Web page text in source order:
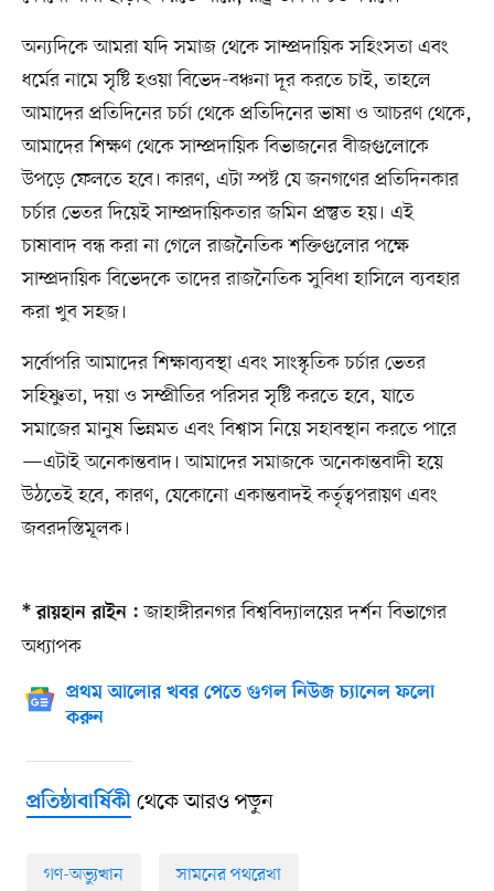
অন্যদিকে আমরা যদি সমাজ থেকে সাম্প্রদায়িক সহিংসতা এবং
ধর্মের নামে সৃষ্টি হওয়া বিভেদ-বঞ্চনা দূর করতে চাই, তাহলে
আমাদের প্রতিদিনের চর্চা থেকে প্রতিদিনের ভাষা ও আচরণ থেকে,
আমাদের শিক্ষণ থেকে সাম্প্রদায়িক বিভাজনের বীজগুলোকে
উপড়ে ফেলতে হবে। কারণ, এটা স্পষ্ট যে জনগণের প্রতিদিনকার
চর্চার ভেতর দিয়েই সাম্প্রদায়িকতার জমিন প্রস্তুত হয়। এই
চাষাবাদ বন্ধ করা না গেলে রাজনৈতিক শক্তিগুলোর পক্ষে
সাম্প্রদায়িক বিভেদকে তাদের রাজনৈতিক সুবিধা হাসিলে ব্যবহার
করা খুব সহজ।
সর্বোপরি আমাদের শিক্ষাব্যবস্থা এবং সাংস্কৃতিক চর্চার ভেতর
সহিষ্ণুতা, দয়া ও সম্প্রীতির পরিসর সৃষ্টি করতে হবে, যাতে
সমাজের মানুষ ভিন্নমত এবং বিশ্বাস নিয়ে সহাবস্থান করতে পারে
—এটাই অনেকান্তবাদ। আমাদের সমাজকে অনেকান্তবাদী হয়ে
উঠতেই হবে, কারণ, যেকোনো একান্তবাদই কর্তৃত্বপরায়ণ এবং
জবরদস্তিমূলক।
* রায়হান রাইন :জাহাঙ্গীরনগর বিশ্ববিদ্যালয়ের দর্শন বিভাগের
অধ্যাপক
প্রথম আলোর খবর পেতে গুগল নিউজ চ্যানেল ফলো
করুন
প্রতিষ্ঠাবার্ষিকীথেকে আরও পড়ুন
গণ-অভ্যুত্থান সামনের পথরেখা